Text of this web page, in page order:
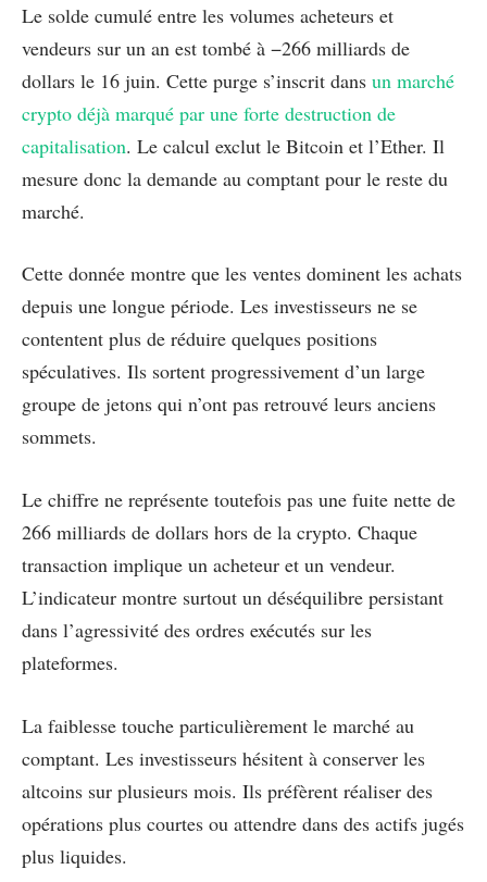
Le solde cumulé entre les volumes acheteurs et
vendeurs sur un an est tombé à −266 milliards de
dollars le 16 juin. Cette purge s’inscrit dans un marché
crypto déjà marqué par une forte destruction de
capitalisation. Le calcul exclut le Bitcoin et l’Ether. Il
mesure donc la demande au comptant pour le reste du
marché.
Cette donnée montre que les ventes dominent les achats
depuis une longue période. Les investisseurs ne se
contentent plus de réduire quelques positions
spéculatives. Ils sortent progressivement d’un large
groupe de jetons qui n’ont pas retrouvé leurs anciens
sommets.
Le chiffre ne représente toutefois pas une fuite nette de
266 milliards de dollars hors de la crypto. Chaque
transaction implique un acheteur et un vendeur.
L’indicateur montre surtout un déséquilibre persistant
dans l’agressivité des ordres exécutés sur les
plateformes.
La faiblesse touche particulièrement le marché au
comptant. Les investisseurs hésitent à conserver les
altcoins sur plusieurs mois. Ils préfèrent réaliser des
opérations plus courtes ou attendre dans des actifs jugés
plus liquides.